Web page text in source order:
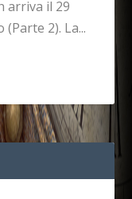
arriva il 29
2). La...